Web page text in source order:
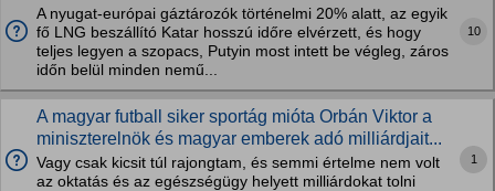
A nyugat-európai gáztározók történelmi 20% alatt, az egyik
fő LNG beszállító Katar hosszú időre elvérzett, és hogy
teljes legyen a szopacs, Putyin most intett be végleg, záros
időn belül minden nemű...
10
A magyar futball siker sportág mióta Orbán Viktor a
miniszterelnök és magyar emberek adó milliárdjait...
Vagy csak kicsit túl rajongtam, és semmi értelme nem volt
az oktatás és az egészségügy helyett milliárdokat tolni
1